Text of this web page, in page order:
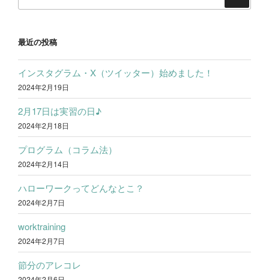
索
最近の投稿
インスタグラム・X（ツイッター）始めました！
2024年2月19日
2月17日は実習の日♪
2024年2月18日
プログラム（コラム法）
2024年2月14日
ハローワークってどんなとこ？
2024年2月7日
worktraining
2024年2月7日
節分のアレコレ